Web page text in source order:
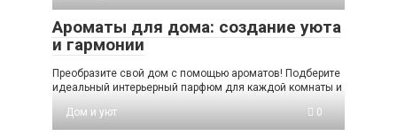
Ароматы для дома: создание уюта
и гармонии
Преобразите свой дом с помощью ароматов! Подберите
идеальный интерьерный парфюм для каждой комнаты и
Дом и уют
0